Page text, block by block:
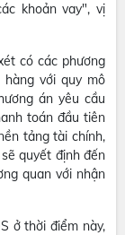
khoản vay", vị
có các phương
với quy mô
án yêu cầu
toán đầu tiên
tảng tài chính,
quyết định đến
quan với nhận
ở thời điểm này,